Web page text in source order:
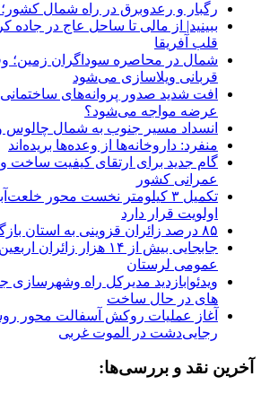
رگبار و رعدوبرق در راه شمال
ببینید| از مالی تا ساحل عاج در جاده
قلب آفریقا
شمال در محاصره سوداگران زمین؛
قربانی ویلاسازی می‌شود
افت شدید صدور پروانه‌های
عرضه مواجه می‌شود؟
انسداد مسیر جنوب به شمال چالوس و
منفرد: داروخانه‌ها از وعده‌ها بریده‌اند
گام جدید برای ارتقای کیفیت ساخت
عمرانی کشور
تکمیل ۳ کیلومتر نخست محور
اولویت قرار دارد
۸۵ درصد زائران قزوینی به استان بازگشتند
جابجایی بیش از ۱۴ هزار
عمومی لرستان
ویدئو|بازدید مدیرکل راه وشهرسازی
های در حال ساخت
آغاز عملیات روکش آسفالت محور
رجایی‌دشت در الموت غربی
آخرین نقد و بررسی‌ها: